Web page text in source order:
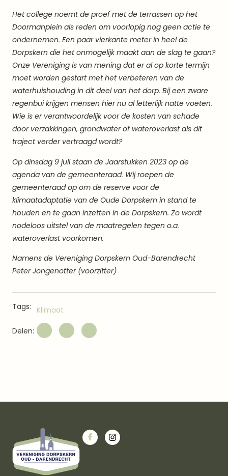
Het college noemt de proef met de terrassen op het
Doormanplein als reden om voorlopig nog geen actie te
ondernemen. Een paar vierkante meter in heel de
Dorpskern die het onmogelijk maakt aan de slag te gaan?
Onze Vereniging is van mening dat er al op korte termijn
moet worden gestart met het verbeteren van de
waterhuishouding in dit deel van het dorp. Bij een zware
regenbui krijgen mensen hier nu al letterlijk natte voeten.
Wie is er verantwoordelijk voor de kosten van schade
door verzakkingen, grondwater of wateroverlast als dit
traject verder vertraagd wordt?
Op dinsdag 9 juli staan de Jaarstukken 2023 op de
agenda van de gemeenteraad. Wij roepen de
gemeenteraad op om de reserve voor de
klimaatadaptatie van de Oude Dorpskern in stand te
houden en te gaan inzetten in de Dorpskern. Zo wordt
nodeloos uitstel van de maatregelen tegen o.a.
wateroverlast voorkomen.
Namens de Vereniging Dorpskern Oud-Barendrecht
Peter Jongenotter (voorzitter)
Tags: Klimaat
Delen: